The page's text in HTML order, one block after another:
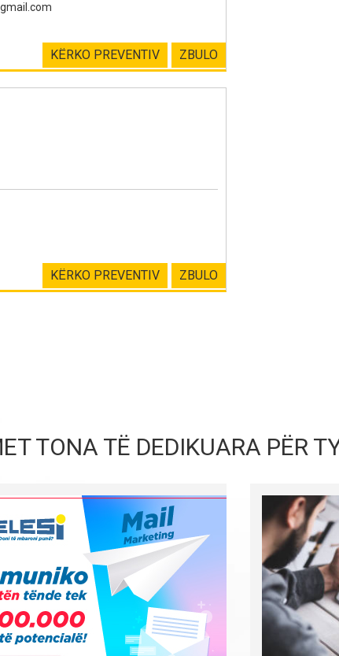
ZBULO
KËRKO PREVENTIV
ZBULO
KËRKO PREVENTIV
TONA TË DEDIKUARA PËR